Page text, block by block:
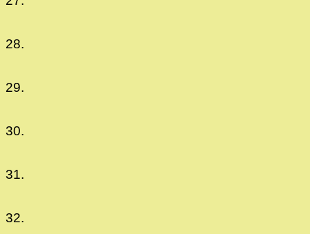
28.
29.
30.
31.
32.